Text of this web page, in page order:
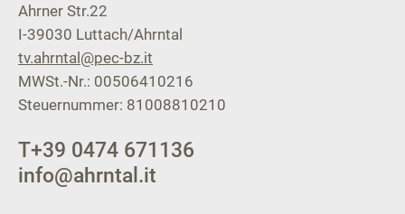
Ahrner Str.22
I-39030 Luttach/Ahrntal
tv.ahrntal@pec-bz.it
MWSt.-Nr.: 00506410216
Steuernummer: 81008810210
T+39 0474 671136
info@ahrntal.it